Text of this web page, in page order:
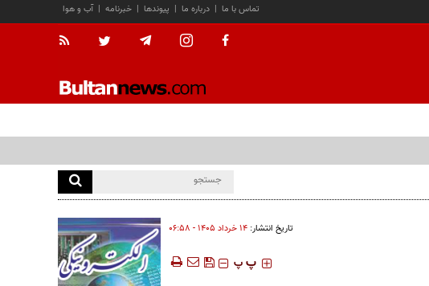
آب و هوا | خبرنامه | پیوندها | درباره ما | تماس با ما
تاریخ انتشار: ۱۴ خرداد ۱۴۰۵ - ۰۶:۵۸
‍‍‍ پ پ